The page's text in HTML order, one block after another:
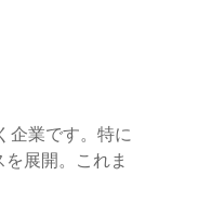
企業です。特に
展開。これま